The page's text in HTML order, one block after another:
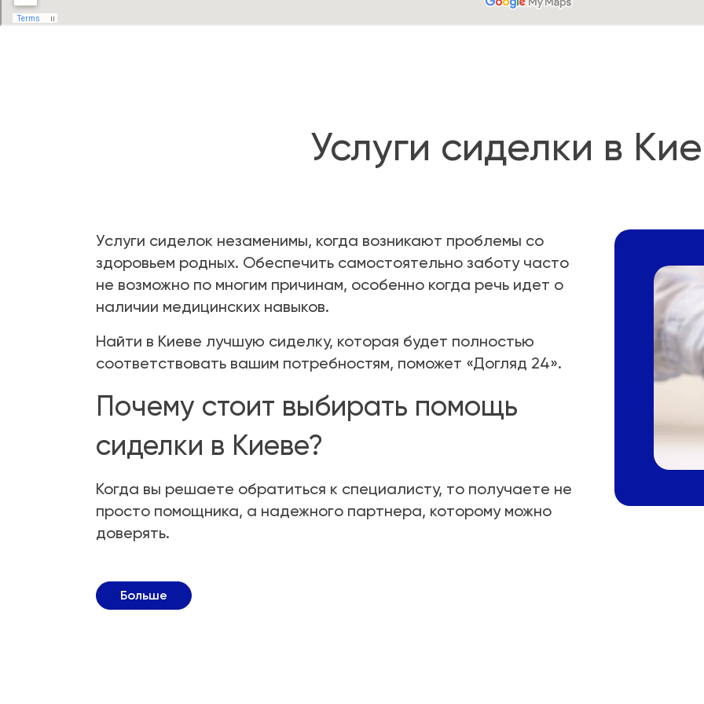
Услуги сиделки в
Услуги сиделок незаменимы, когда возникают проблемы со
здоровьем родных. Обеспечить самостоятельно заботу часто
не возможно по многим причинам, особенно когда речь идет о
наличии медицинских навыков.
Найти в Киеве лучшую сиделку, которая будет полностью
соответствовать вашим потребностям, поможет «Догляд 24».
Почему стоит выбирать помощь
сиделки в Киеве?
Когда вы решаете обратиться к специалисту, то получаете не
просто помощника, а надежного партнера, которому можно
доверять.
Больше